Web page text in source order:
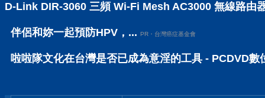
D-Link DIR-3060 三頻 Wi-Fi Mesh AC3000 無線路由
伴侶和妳一起預防HPV，... PR・台灣癌症基金會
啦啦隊文化在台灣是否已成為意淫的工具 - PCDVD數